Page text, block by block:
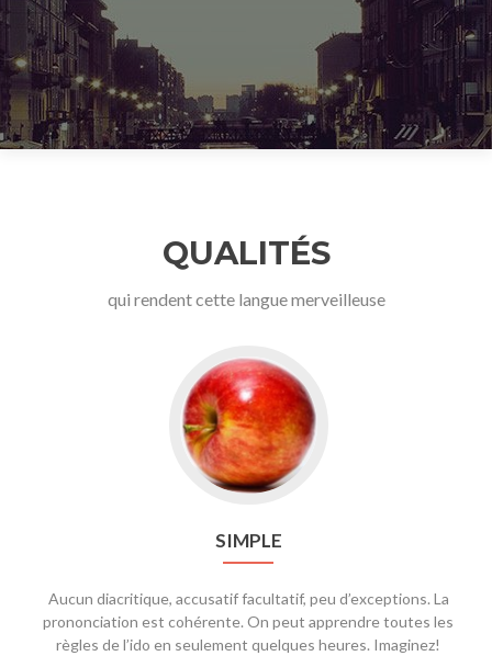
QUALITÉS
qui rendent cette langue merveilleuse
SIMPLE
Aucun diacritique, accusatif facultatif, peu d’exceptions. La
prononciation est cohérente. On peut apprendre toutes les
règles de l’ido en seulement quelques heures. Imaginez!